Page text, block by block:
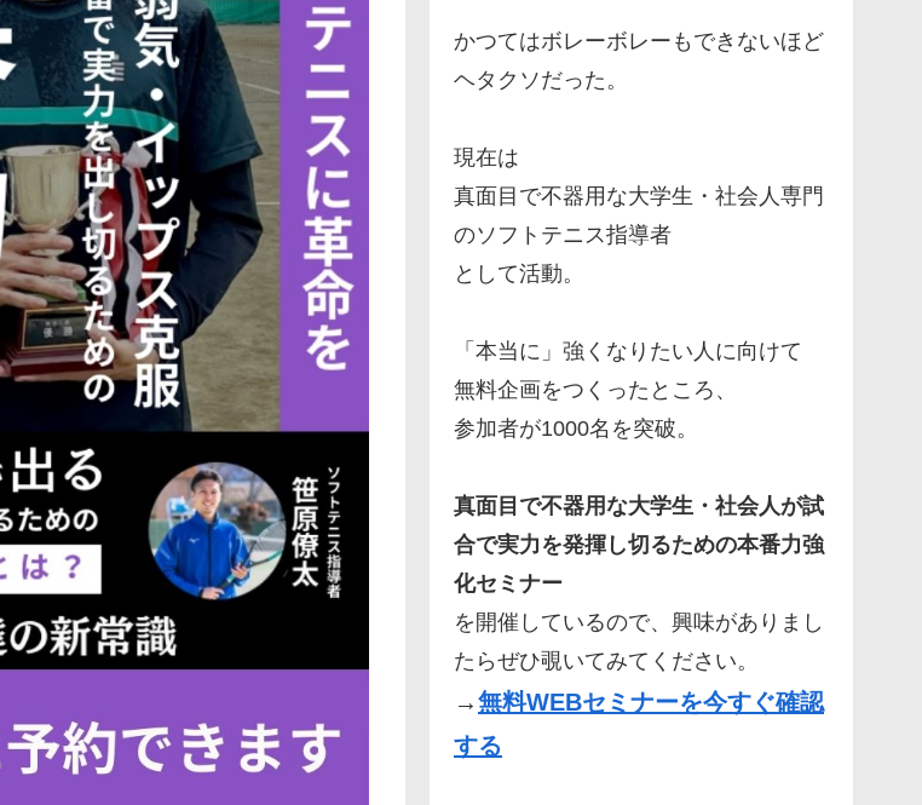
かつてはボレーボレーもできないほど
ヘタクソだった。
現在は
真面目で不器用な大学生・社会人専門
のソフトテニス指導者
として活動。
「本当に」強くなりたい人に向けて
無料企画をつくったところ、
参加者が1000名を突破。
真面目で不器用な大学生・社会人が試
合で実力を発揮し切るための本番力強
化セミナー
を開催しているので、興味がありまし
たらぜひ覗いてみてください。
→無料WEBセミナーを今すぐ確認
する